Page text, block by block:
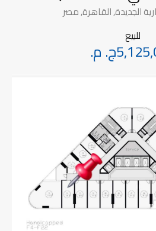
الجديدة, القاهرة, مصر
للبيع
م.